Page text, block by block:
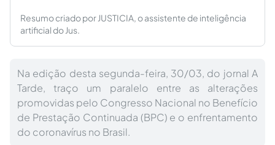
Resumo criado por JUSTICIA, o assistente de inteligência
artificial do Jus.
Na edição desta segunda-feira, 30/03, do jornal A
Tarde, traço um paralelo entre as alterações
promovidas pelo Congresso Nacional no Benefício
de Prestação Continuada (BPC) e o enfrentamento
do coronavírus no Brasil.